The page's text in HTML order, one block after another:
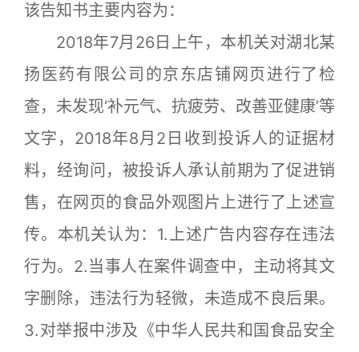
该告知书主要内容为：
2018年7月26日上午，本机关对湖北某
扬医药有限公司的京东店铺网页进行了检
查，未发现‘补元气、抗疲劳、改善亚健康’等
文字，2018年8月2日收到投诉人的证据材
料，经询问，被投诉人承认前期为了促进销
售，在网页的食品外观图片上进行了上述宣
传。本机关认为：1.上述广告内容存在违法
行为。2.当事人在案件调查中，主动将其文
字删除，违法行为轻微，未造成不良后果。
3.对举报中涉及《中华人民共和国食品安全